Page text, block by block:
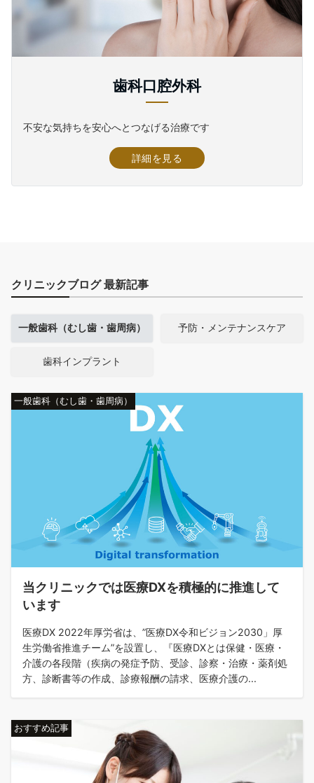
歯科口腔外科
不安な気持ちを安心へとつなげる治療です
詳細を見る
クリニックブログ 最新記事
一般歯科（むし歯・歯周病） 予防・メンテナンスケア
歯科インプラント
一般歯科（むし歯・歯周病）
当クリニックでは医療DXを積極的に推進して
います
医療DX 2022年厚労省は、”医療DX令和ビジョン2030」厚
生労働省推進チーム”を設置し、『医療DXとは保健・医療・
介護の各段階（疾病の発症予防、受診、診察・治療・薬剤処
方、診断書等の作成、診療報酬の請求、医療介護の...
おすすめ記事